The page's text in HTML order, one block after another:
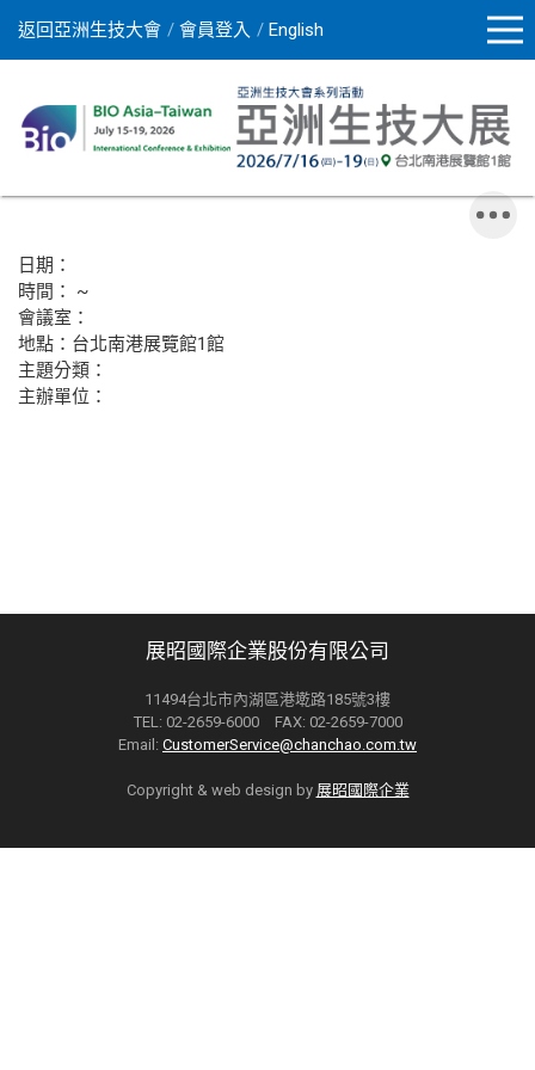
返回亞洲生技大會 會員登入 English
日期：
時間： ~
會議室：
地點：台北南港展覽館1館
主題分類：
主辦單位：
展昭國際企業股份有限公司
11494台北市內湖區港墘路185號3樓
TEL: 02-2659-6000 FAX: 02-2659-7000
Email: CustomerService@chanchao.com.tw
Copyright & web design by 展昭國際企業